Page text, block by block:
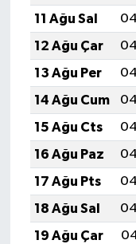
11 Ağu Sal
12 Ağu Çar
13 Ağu Per
14 Ağu Cum
15 Ağu Cts
16 Ağu Paz
17 Ağu Pts
18 Ağu Sal
19 Ağu Çar